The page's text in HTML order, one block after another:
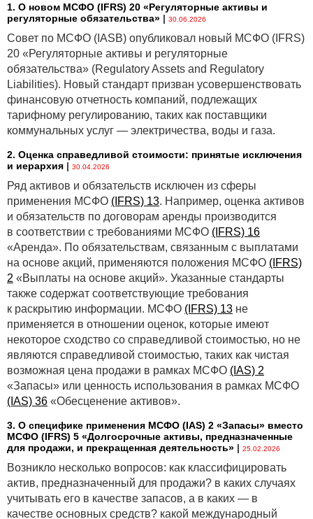
1. О новом МСФО (IFRS) 20 «Регуляторные активы и
регуляторные обязательства» | 30.06.2026
Совет по МСФО (IASB) опубликовал новый МСФО (IFRS)
20 «Регуляторные активы и регуляторные
обязательства» (Regulatory Assets and Regulatory
Liabilities). Новый стандарт призван усовершенствовать
финансовую отчетность компаний, подлежащих
тарифному регулированию, таких как поставщики
коммунальных услуг — электричества, воды и газа.
2. Оценка справедливой стоимости: принятые исключения
и иерархия | 30.04.2026
Ряд активов и обязательств исключен из сферы
применения МСФО (IFRS) 13. Например, оценка активов
и обязательств по договорам аренды производится
в соответствии с требованиями МСФО (IFRS) 16
«Аренда». По обязательствам, связанным с выплатами
на основе акций, применяются положения МСФО (IFRS)
2 «Выплаты на основе акций». Указанные стандарты
также содержат соответствующие требования
к раскрытию информации. МСФО (IFRS) 13 не
применяется в отношении оценок, которые имеют
некоторое сходство со справедливой стоимостью, но не
являются справедливой стоимостью, таких как чистая
возможная цена продажи в рамках МСФО (IAS) 2
«Запасы» или ценность использования в рамках МСФО
(IAS) 36 «Обесценение активов».
3. О специфике применения МСФО (IАS) 2 «Запасы» вместо
МСФО (IFRS) 5 «Долгосрочные активы, предназначенные
для продажи, и прекращенная деятельность» | 25.02.2026
Возникло несколько вопросов: как классифицировать
актив, предназначенный для продажи? в каких случаях
учитывать его в качестве запасов, а в каких — в
качестве основных средств? какой международный